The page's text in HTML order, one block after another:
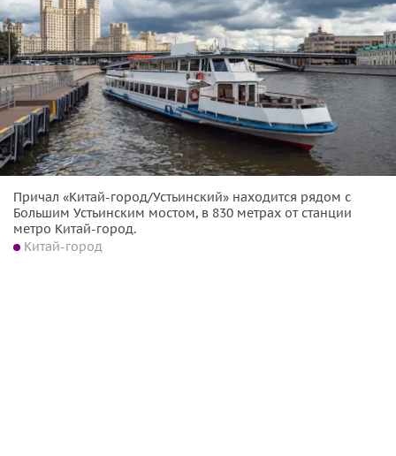
Причал «Китай-город/Устьинский» находится рядом с
Большим Устьинским мостом, в 830 метрах от станции
метро Китай-город.
Китай-город